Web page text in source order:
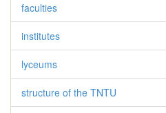
faculties
institutes
lyceums
structure of the TNTU